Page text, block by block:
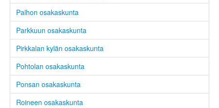
Palhon osakaskunta
Parkkuun osakaskunta
Pirkkalan kylän osakaskunta
Pohtolan osakaskunta
Ponsan osakaskunta
Roineen osakaskunta